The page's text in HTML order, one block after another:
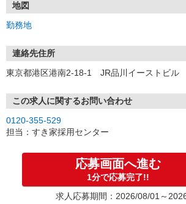
号」など
地図
勤務地
連絡先住所
東京都港区港南2-18-1 JR品川イーストビル
この求人に関するお問い合わせ
0120-355-529
担当：すき家採用センター
応募画面へ進む
1分で応募完了!!
求人応募期間：2026/08/01～